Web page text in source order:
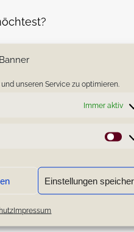
unseren Service zu optimieren.
Immer aktiv
Einstellungen
Impressum
Du berichtest.